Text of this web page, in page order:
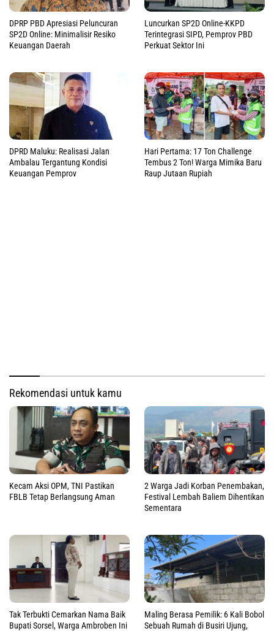
DPRP PBD Apresiasi Peluncuran
SP2D Online: Minimalisir Resiko
Keuangan Daerah
Luncurkan SP2D Online-KKPD
Terintegrasi SIPD, Pemprov PBD
Perkuat Sektor Ini
DPRD Maluku: Realisasi Jalan
Ambalau Tergantung Kondisi
Keuangan Pemprov
Hari Pertama: 17 Ton Challenge
Tembus 2 Ton! Warga Mimika Baru
Raup Jutaan Rupiah
Rekomendasi untuk kamu
Kecam Aksi OPM, TNI Pastikan
FBLB Tetap Berlangsung Aman
2 Warga Jadi Korban Penembakan,
Festival Lembah Baliem Dihentikan
Sementara
Tak Terbukti Cemarkan Nama Baik
Bupati Sorsel, Warga Ambroben Ini
Maling Berasa Pemilik: 6 Kali Bobol
Sebuah Rumah di Busiri Ujung,